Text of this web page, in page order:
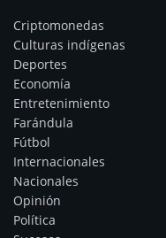
Criptomonedas
Culturas indígenas
Deportes
Economía
Entretenimiento
Farándula
Fútbol
Internacionales
Nacionales
Opinión
Política